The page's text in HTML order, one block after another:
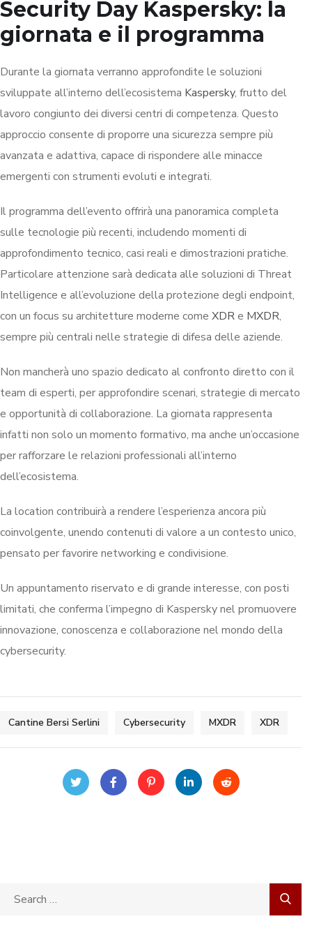
Security Day Kaspersky: la
giornata e il programma
Durante la giornata verranno approfondite le soluzioni
sviluppate all’interno dell’ecosistema Kaspersky, frutto del
lavoro congiunto dei diversi centri di competenza. Questo
approccio consente di proporre una sicurezza sempre più
avanzata e adattiva, capace di rispondere alle minacce
emergenti con strumenti evoluti e integrati.
Il programma dell’evento offrirà una panoramica completa
sulle tecnologie più recenti, includendo momenti di
approfondimento tecnico, casi reali e dimostrazioni pratiche.
Particolare attenzione sarà dedicata alle soluzioni di Threat
Intelligence e all’evoluzione della protezione degli endpoint,
con un focus su architetture moderne come XDRe MXDR,
sempre più centrali nelle strategie di difesa delle aziende.
Non mancherà uno spazio dedicato al confronto diretto con il
team di esperti, per approfondire scenari, strategie di mercato
e opportunità di collaborazione. La giornata rappresenta
infatti non solo un momento formativo, ma anche un’occasione
per rafforzare le relazioni professionali all’interno
dell’ecosistema.
La location contribuirà a rendere l’esperienza ancora più
coinvolgente, unendo contenuti di valore a un contesto unico,
pensato per favorire networking e condivisione.
Un appuntamento riservato e di grande interesse, con posti
limitati, che conferma l’impegno di Kaspersky nel promuovere
innovazione, conoscenza e collaborazione nel mondo della
cybersecurity.
Cantine Bersi Serlini Cybersecurity MXDR XDR